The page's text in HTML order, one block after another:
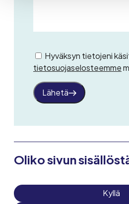
Hyväksyn tietojeni
tietosuojaselosteemme
Lähetä
Oliko sivun
Kyllä